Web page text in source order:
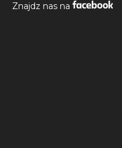
Znajdz nas na